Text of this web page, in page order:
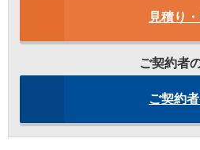
見積り
ご契約者
ご契約